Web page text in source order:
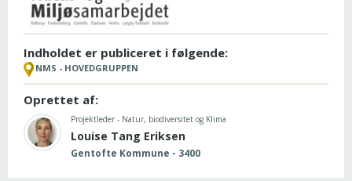
Indholdet er publiceret i følgende:
NMS - HOVEDGRUPPEN
Oprettet af:
Projektleder - Natur, biodiversitet og Klima
Louise Tang Eriksen
Gentofte Kommune - 3400